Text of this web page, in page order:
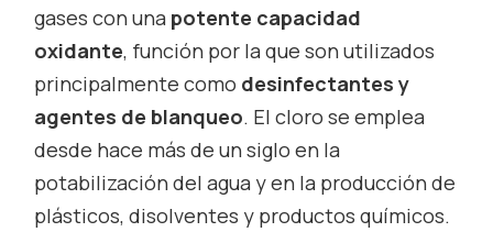
gases con una potente capacidad
oxidante, función por la que son utilizados
principalmente como desinfectantes y
agentes de blanqueo. El cloro se emplea
desde hace más de un siglo en la
potabilización del agua y en la producción de
plásticos, disolventes y productos químicos.